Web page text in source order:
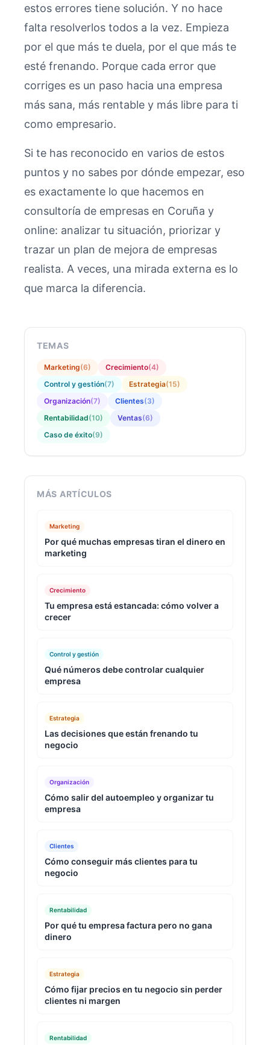
estos errores tiene solución. Y no hace
falta resolverlos todos a la vez. Empieza
por el que más te duela, por el que más te
esté frenando. Porque cada error que
corriges es un paso hacia una empresa
más sana, más rentable y más libre para ti
como empresario.
Si te has reconocido en varios de estos
puntos y no sabes por dónde empezar, eso
es exactamente lo que hacemos en
consultoría de empresas en Coruña y
online: analizar tu situación, priorizar y
trazar un plan de mejora de empresas
realista. A veces, una mirada externa es lo
que marca la diferencia.
TEMAS
Marketing(6) Crecimiento(4)
Control y gestión(7) Estrategia(15)
Organización(7) Clientes(3)
Rentabilidad(10) Ventas(6)
Caso de éxito(9)
MÁS ARTÍCULOS
Marketing
Por qué muchas empresas tiran el dinero en
marketing
Crecimiento
Tu empresa está estancada: cómo volver a
crecer
Control y gestión
Qué números debe controlar cualquier
empresa
Estrategia
Las decisiones que están frenando tu
negocio
Organización
Cómo salir del autoempleo y organizar tu
empresa
Clientes
Cómo conseguir más clientes para tu
negocio
Rentabilidad
Por qué tu empresa factura pero no gana
dinero
Estrategia
Cómo fijar precios en tu negocio sin perder
clientes ni margen
Rentabilidad